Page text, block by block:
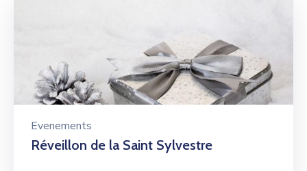
Evenements
Réveillon de la Saint Sylvestre